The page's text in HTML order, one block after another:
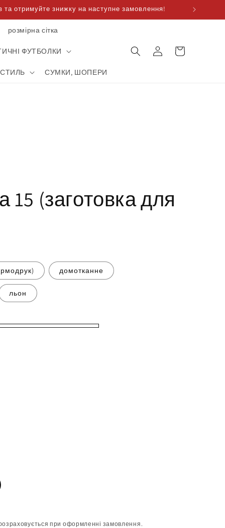
отримуйте знижку на наступне замовлення!
розмірна сітка
ФУТБОЛКИ
СУМКИ, ШОПЕРИ
увійти
для
15 (заготовка для
домотканне
льон
при оформленні замовлення.